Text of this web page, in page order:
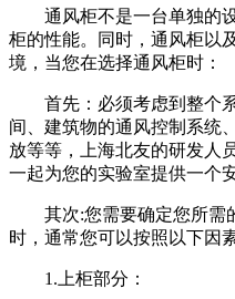
通风柜不是一台单独的设
柜的性能。同时，通风柜以
境，当您在选择通风柜时：
首先：必须考虑到整个系
间、建筑物的通风控制系统
放等等，上海北友的研发人
一起为您的实验室提供一个
其次:您需要确定您所需
时，通常您可以按照以下因
1.上柜部分：